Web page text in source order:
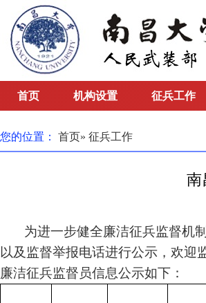
首页 机构设置 征兵工作
您的位置： 首页» 征兵工作
南
为进一步健全廉洁征兵监督机制
以及监督举报电话进行公示，欢迎
廉洁征兵监督员信息公示如下：